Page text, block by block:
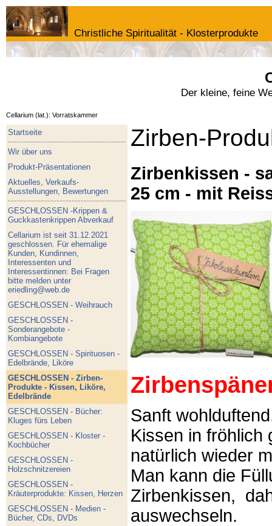
Christliche Spiritualität - Klosterprodukte
Der kleine, feine
Cellarium (lat.): Vorratskammer
Startseite
Wir über uns
Produkt-Präsentationen
Aktuelles, Verkaufs-
Ausstellungen, Bewertungen
GESCHLOSSEN -Krippen &
Guckkastenkrippen Abverkauf
Cellarium ist seit 31.12.2021
geschlossen. Für ehemalige
Kunden, Kundinnen,
Interessenten und
Interessentinnen: Bei Fragen
bitte melden unter
eriedling@web.de
GESCHLOSSEN - Weihrauch
GESCHLOSSEN -
Sonderangebote -
Kombiangebote
GESCHLOSSEN - Spirituosen -
Edelbrände, Liköre
GESCHLOSSEN - Zirben-
Produkte - Kissen, Liköre,
Edelbrände
GESCHLOSSEN - Bücher:
Kluges fürs Leben
GESCHLOSSEN - Kloster -
Kochbücher
GESCHLOSSEN -
Holzschnitzereien
GESCHLOSSEN -
Kräuterprodukte: Kissen, Herzen
GESCHLOSSEN - Medien -
Bücher, CDs, DVDs
Zirben-
Zirbenkissen -
25 cm - mit
Sanft
Kissen in fröhlich
natürlich wieder
Man kann die
Zirbenkissen,
auswechseln.